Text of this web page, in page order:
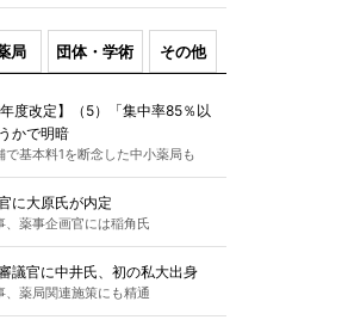
局 団体・学術 その他
年度改定】（5）「集中率85％以
かで明暗
で基本料1を断念した中小薬局も
に大原氏が内定
、薬事企画官には稲角氏
議官に中井氏、初の私大出身
、薬局関連施策にも精通